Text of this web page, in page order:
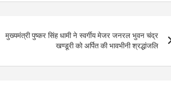
मुख्यमंत्री पुष्कर सिंह धामी ने स्वर्गीय मेजर जनरल भुवन चंद्र
खण्डूरी को अर्पित की भावभीनी श्रद्धांजलि